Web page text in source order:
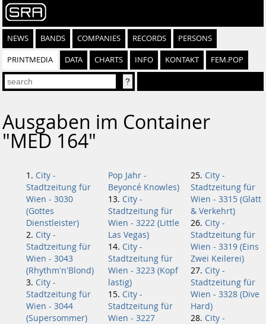
NEWS BANDS COMPANIES RECORDS PERSONS
PRINTMEDIA DATA CHARTS INFO KONTAKT FEM.POP
Ausgaben im Container
"MED 164"
City -
Stadtzeitung für
Wien - 3030
(Gottes
Dienstleister)
City -
Stadtzeitung für
Wien - 3043
(Rhythm'n'Blond)
City -
Stadtzeitung für
Wien - 3044
(Supersommer)
Pop Jahr -
Beyoncé Knowles)
City -
Stadtzeitung für
Wien - 3222 (Little
Las Vegas)
City -
Stadtzeitung für
Wien - 3223 (Kopf
lastig)
City -
Stadtzeitung für
Wien - 3227
City -
Stadtzeitung für
Wien - 3315 (Glatt
& Verkehrt)
City -
Stadtzeitung für
Wien - 3319 (Eins
Zwei Keilerei)
City -
Stadtzeitung für
Wien - 3328 (Dive
Hard)
City -